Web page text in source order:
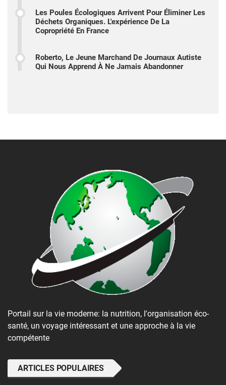
Les Poules Écologiques Arrivent Pour Éliminer Les
Déchets Organiques. L'expérience De La
Copropriété En France
Roberto, Le Jeune Marchand De Journaux Autiste
Qui Nous Apprend À Ne Jamais Abandonner
Portail sur la vie moderne: la nutrition, l'organisation éco-
santé, un voyage intéressant et une approche à la vie
compétente
ARTICLES POPULAIRES